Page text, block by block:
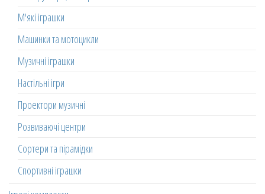
М'які іграшки
Машинки та мотоцикли
Музичні іграшки
Настільні ігри
Проектори музичні
Розвиваючі центри
Сортери та пірамідки
Спортивні іграшки